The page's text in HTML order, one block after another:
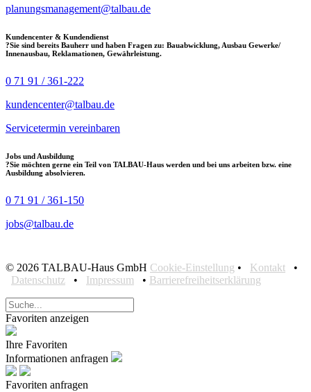
planungsmanagement@talbau.de
Kundencenter & Kundendienst
?Sie sind bereits Bauherr und haben Fragen zu: Bauabwicklung, Ausbau Gewerke/
Innenausbau, Reklamationen, Gewährleistung.
0 71 91 / 361-222
kundencenter@talbau.de
Servicetermin vereinbaren
Jobs und Ausbildung
?Sie möchten gerne ein Teil von TALBAU-Haus werden und bei uns arbeiten bzw. eine
Ausbildung absolvieren.
0 71 91 / 361-150
jobs@talbau.de
© 2026 TALBAU-Haus GmbH Cookie-Einstellung • Kontakt
•
Datenschutz
• Impressum • Barrierefreiheitserklärung
Favoriten anzeigen
Ihre Favoriten
Informationen anfragen
Favoriten anfragen